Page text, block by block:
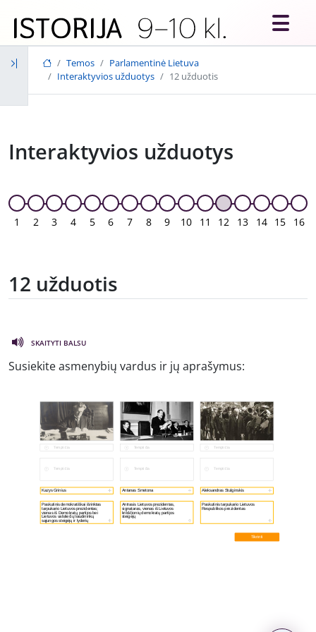
Temos
Parlamentinė Lietuva
Interaktyvios užduotys
12 užduotis
Interaktyvios užduotys
1 2 3 4 5 6 7 8 9 10 11 12 13 14 15 16
12 užduotis
SKAITYTI BALSU
Susiekite asmenybių vardus ir jų aprašymus: